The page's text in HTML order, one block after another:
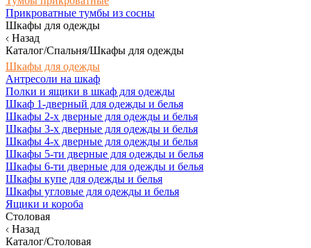
Прикроватные тумбы из сосны
Шкафы для одежды
Назад
Каталог/Спальня/Шкафы для одежды
Шкафы для одежды
Антресоли на шкаф
Полки и ящики в шкаф для одежды
Шкаф 1-дверный для одежды и белья
Шкафы 2-х дверные для одежды и белья
Шкафы 3-х дверные для одежды и белья
Шкафы 4-х дверные для одежды и белья
Шкафы 5-ти дверные для одежды и белья
Шкафы 6-ти дверные для одежды и белья
Шкафы купе для одежды и белья
Шкафы угловые для одежды и белья
Ящики и короба
Столовая
Назад
Каталог/Столовая